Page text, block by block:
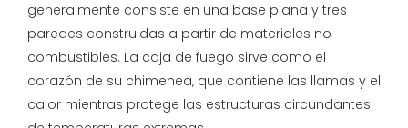
generalmente consiste en una base plana y tres
paredes construidas a partir de materiales no
combustibles. La caja de fuego sirve como el
corazón de su chimenea, que contiene las llamas y el
calor mientras protege las estructuras circundantes